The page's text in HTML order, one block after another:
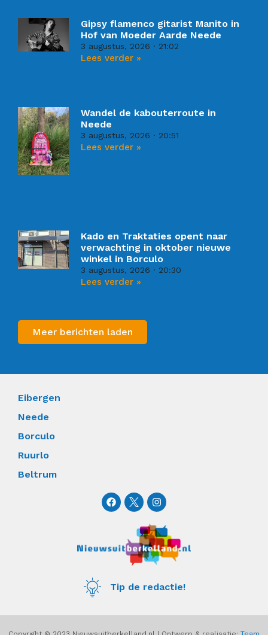
Gipsy flamenco gitarist Manito in
Hof van Moeder Aarde Neede
3 augustus, 2026 21:02
Lees verder »
Wandel de kabouterroute in
Neede
3 augustus, 2026 20:51
Lees verder »
Kado en Traktaties opent naar
verwachting in oktober nieuwe
winkel in Borculo
3 augustus, 2026 20:30
Lees verder »
Meer berichten laden
Eibergen
Neede
Borculo
Ruurlo
Beltrum
F
a
c
o
o
I
n
s
t
a
g
r
a
Tip de redactie!